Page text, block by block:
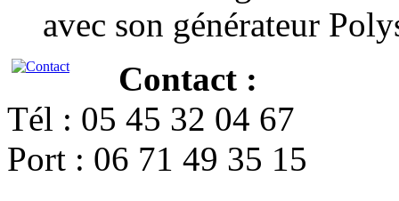
avec son générateur
Contact :
Tél : 05 45 32 04 67
Port : 06 71 49 35 15